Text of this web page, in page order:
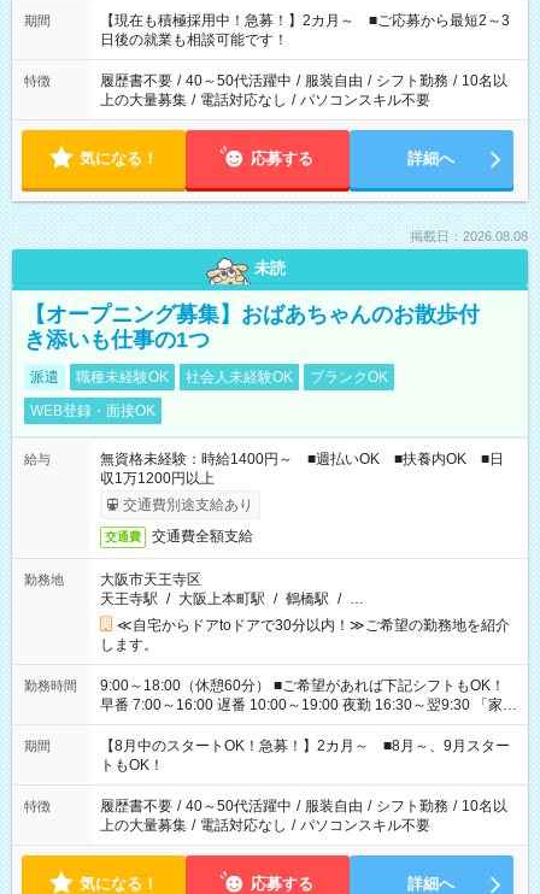
たくない」 など、ご希望を教えてくださいね。 ※Wワーク希望
の方へ 今ご覧のお仕事で希望する勤務時間と、もう1つのお仕事
の勤務時間。 合計で週40時間を超える場合は応募できません。
期間
【現在も積極採用中！急募！】2カ月～ ■ご応募から最短2～3
日後の就業も相談可能です！
特徴 履歴書不要 / 40～50代活躍中 / 服装自由 / シフト勤務 / 10名以
上の大量募集 / 電話対応なし / パソコンスキル不要
気になる！ 応募する 詳細へ
掲載日：2026.08.08
未読
【オープニング募集】おばあちゃんのお散歩付
き添いも仕事の1つ
派遣 職種未経験OK 社会人未経験OK
ブランクOK
WEB登録・面接OK
給与
無資格未経験：時給1400円～ ■週払いOK ■扶養内OK ■日
収1万1200円以上
交通費別途支給あり
交通費 交通費全額支給
勤務地
大阪市天王寺区
天王寺駅 / 大阪上本町駅 / 鶴橋駅 / …
≪自宅からドアtoドアで30分以内！≫ご希望の勤務地を紹介
します。
勤務時間
9:00～18:00（休憩60分） ■ご希望があれば下記シフトもOK！
早番 7:00～16:00 遅番 10:00～19:00 夜勤 16:30～翌9:30 「家族
と休みを合わせたい」 「余裕を持って夕飯の準備がしたい」
「できれば残業はしたくない」 など、ご希望を教えてください
ね。 ※Wワーク希望の方へ 今ご覧のお仕事で希望する勤務時間
と、もう1つのお仕事の勤務時間。 合計で週40時間を超える場
合は応募できません。
期間
【8月中のスタートOK！急募！】2カ月～ ■8月～、9月スター
トもOK！
特徴 履歴書不要 / 40～50代活躍中 / 服装自由 / シフト勤務 / 10名以
上の大量募集 / 電話対応なし / パソコンスキル不要
気になる！ 応募する 詳細へ